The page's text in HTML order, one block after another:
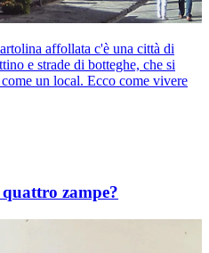
affollata c'è una città di
e strade di botteghe, che si
un local. Ecco come vivere
zampe?